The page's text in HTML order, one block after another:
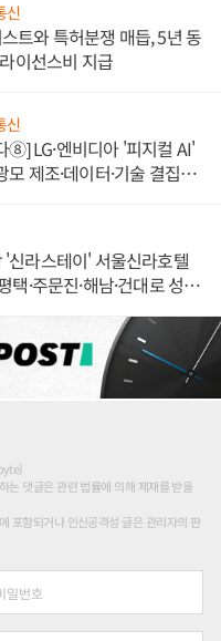
신
트와 특허분쟁 매듭, 5년 동
이선스비 지급
신
⑧] LG·엔비디아 '피지컬 AI'
제조·데이터·기술 결집
'신라스테이' 서울신라호텔
택·주문진·해남·건대로 성
는 댓글은 관련 법률에 의해 제재를 받을
포함되거나 인신공격성 글은 관리자의 판